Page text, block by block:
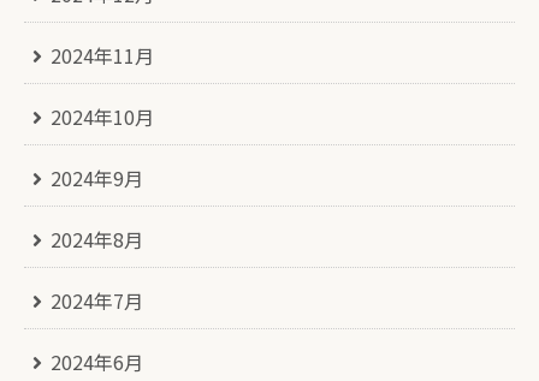
2024年11月
2024年10月
2024年9月
2024年8月
2024年7月
2024年6月